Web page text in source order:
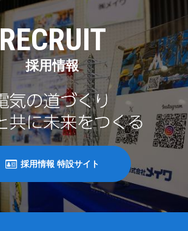
RECRUIT
採用情報
採用情報 特設サイト